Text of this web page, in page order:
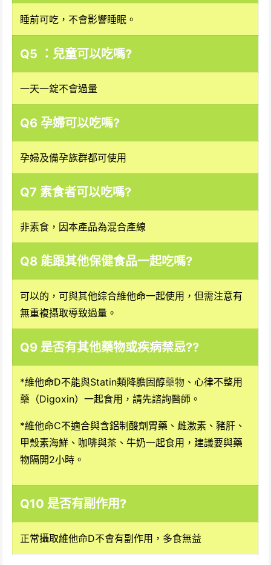
睡前可吃，不會影響睡眠。
Q5 ：兒童可以吃嗎?
一天一錠不會過量
Q6 孕婦可以吃嗎?
孕婦及備孕族群都可使用
Q7 素食者可以吃嗎?
非素食，因本產品為混合產線
Q8 能跟其他保健食品一起吃嗎?
可以的，可與其他綜合維他命一起使用，但需注意有
無重複攝取導致過量。
Q9 是否有其他藥物或疾病禁忌??
*維他命D不能與Statin類降膽固醇藥物 、 心律不整用
藥（Digoxin）一起食用，請先諮詢醫師。
*維他命C不適合與含鋁制酸劑胃藥、雌激素、豬肝、
甲殼素海鮮、咖啡與茶、牛奶一起食用，建議要與藥
物隔開2小時。
Q10 是否有副作用?
正常攝取維他命D不會有副作用，多食無益